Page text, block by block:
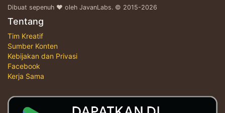
Dibuat sepenuh ♥ oleh JavanLabs. © 2015-2026
Tentang
Tim Kreatif
Sumber Konten
Kebijakan dan Privasi
Facebook
Kerja Sama